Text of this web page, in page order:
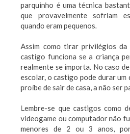
parquinho é uma técnica
que provavelmente sofriam
quando eram pequenos.
Assim como tirar privilégios da
castigo funciona se a criança
realmente se importa. No caso
escolar, o castigo pode durar um
proíbe de sair de casa, a não ser
Lembre-se que castigos como
videogame ou computador não
menores de 2 ou 3 anos,